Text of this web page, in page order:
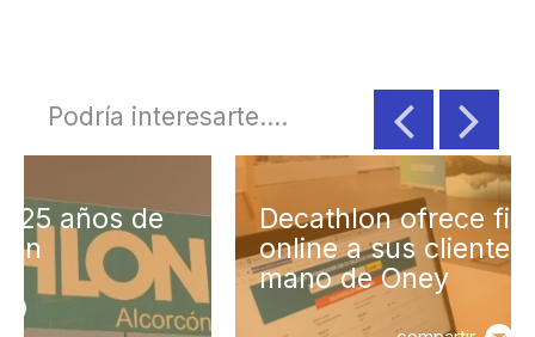
Podría interesarte....
Decathlon ofrece financiación
online a sus clientes de la
mano de Oney